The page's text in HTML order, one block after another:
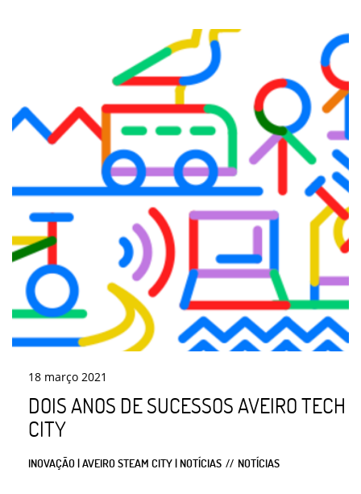
18 março 2021
DOIS ANOS DE SUCESSOS AVEIRO TECH
CITY
INOVAÇÃO | AVEIRO STEAM CITY | NOTÍCIAS NOTÍCIAS